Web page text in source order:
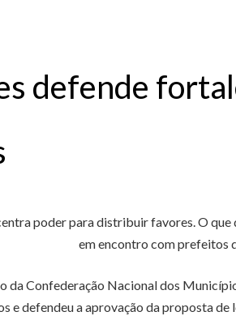
defende
poder para distribuir favores. O
em encontro com prefeitos
da Confederação Nacional dos
e defendeu a aprovação da proposta